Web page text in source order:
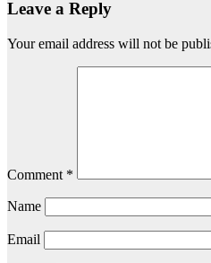
Leave a Reply
Your email address will not be
Comment *
Name
Email